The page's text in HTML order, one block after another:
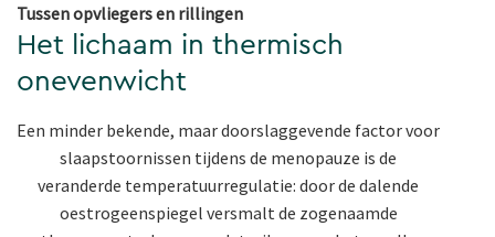
Tussen opvliegers en rillingen
Het lichaam in thermisch
onevenwicht
Een minder bekende, maar doorslaggevende factor voor
slaapstoornissen tijdens de menopauze is de
veranderde temperatuurregulatie: door de dalende
oestrogeenspiegel versmalt de zogenaamde